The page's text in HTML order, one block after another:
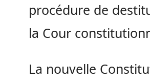
procédure de
la Cour
La nouvelle